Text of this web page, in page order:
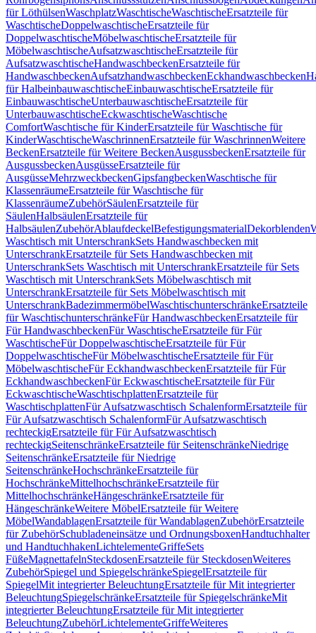
für LöthülsenWaschplatzWaschtischeWaschtischeErsatzteile für
WaschtischeDoppelwaschtischeErsatzteile für
DoppelwaschtischeMöbelwaschtischeErsatzteile für
MöbelwaschtischeAufsatzwaschtischeErsatzteile für
AufsatzwaschtischeHandwaschbeckenErsatzteile für
HandwaschbeckenAufsatzhandwaschbeckenEckhandwaschbecken
für HalbeinbauwaschtischeEinbauwaschtischeErsatzteile für
EinbauwaschtischeUnterbauwaschtischeErsatzteile für
UnterbauwaschtischeEckwaschtischeWaschtische
ComfortWaschtische für KinderErsatzteile für Waschtische für
KinderWaschtischeWaschrinnenErsatzteile für WaschrinnenWeitere
BeckenErsatzteile für Weitere BeckenAusgussbeckenErsatzteile für
AusgussbeckenAusgüsseErsatzteile für
AusgüsseMehrzweckbeckenGipsfangbeckenWaschtische für
KlassenräumeErsatzteile für Waschtische für
KlassenräumeZubehörSäulenErsatzteile für
SäulenHalbsäulenErsatzteile für
HalbsäulenZubehörAblaufdeckelBefestigungsmaterialDekorblenden
Waschtisch mit UnterschrankSets Handwaschbecken mit
UnterschrankErsatzteile für Sets Handwaschbecken mit
UnterschrankSets Waschtisch mit UnterschrankErsatzteile für Sets
Waschtisch mit UnterschrankSets Möbelwaschtisch mit
UnterschrankErsatzteile für Sets Möbelwaschtisch mit
UnterschrankBadezimmermöbelWaschtischunterschränkeErsatzteile
für WaschtischunterschränkeFür HandwaschbeckenErsatzteile für
Für HandwaschbeckenFür WaschtischeErsatzteile für Für
WaschtischeFür DoppelwaschtischeErsatzteile für Für
DoppelwaschtischeFür MöbelwaschtischeErsatzteile für Für
MöbelwaschtischeFür EckhandwaschbeckenErsatzteile für Für
EckhandwaschbeckenFür EckwaschtischeErsatzteile für Für
EckwaschtischeWaschtischplattenErsatzteile für
WaschtischplattenFür Aufsatzwaschtisch SchalenformErsatzteile für
Für Aufsatzwaschtisch SchalenformFür Aufsatzwaschtisch
rechteckigErsatzteile für Für Aufsatzwaschtisch
rechteckigSeitenschränkeErsatzteile für SeitenschränkeNiedrige
SeitenschränkeErsatzteile für Niedrige
SeitenschränkeHochschränkeErsatzteile für
HochschränkeMittelhochschränkeErsatzteile für
MittelhochschränkeHängeschränkeErsatzteile für
HängeschränkeWeitere MöbelErsatzteile für Weitere
MöbelWandablagenErsatzteile für WandablagenZubehörErsatzteile
für ZubehörSchubladeneinsätze und OrdnungsboxenHandtuchhalter
und HandtuchhakenLichtelementeGriffeSets
FüßeMagnettafelnSteckdosenErsatzteile für SteckdosenWeiteres
ZubehörSpiegel und SpiegelschränkeSpiegelErsatzteile für
SpiegelMit integrierter BeleuchtungErsatzteile für Mit integrierter
BeleuchtungSpiegelschränkeErsatzteile für SpiegelschränkeMit
integrierter BeleuchtungErsatzteile für Mit integrierter
BeleuchtungZubehörLichtelementeGriffeWeiteres